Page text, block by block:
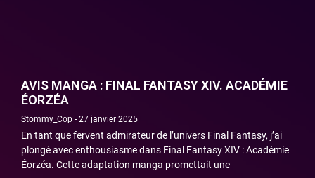
AVIS MANGA : FINAL FANTASY XIV. ACADÉMIE
ÉORZÉA
Stommy_Cop 27 janvier 2025
En tant que fervent admirateur de l’univers Final Fantasy, j’ai
plongé avec enthousiasme dans Final Fantasy XIV : Académie
Éorzéa. Cette adaptation manga promettait une